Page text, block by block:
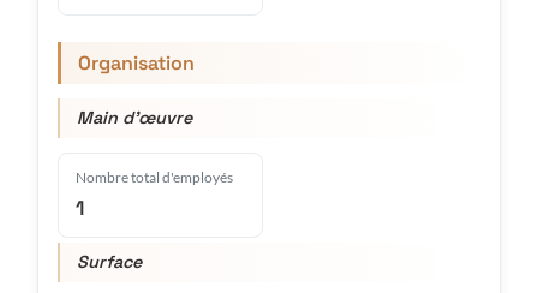
Organisation
Main d'œuvre
Nombre total d'employés
1
Surface